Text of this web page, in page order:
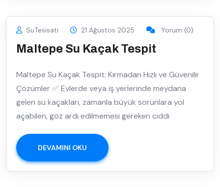
SuTesisati 21 Ağustos 2025 Yorum (0)
Maltepe Su Kaçak Tespit
Maltepe Su Kaçak Tespit: Kırmadan Hızlı ve Güvenilir
Çözümler ✅ Evlerde veya iş yerlerinde meydana
gelen su kaçakları, zamanla büyük sorunlara yol
açabilen, göz ardı edilmemesi gereken ciddi
DEVAMINI OKU